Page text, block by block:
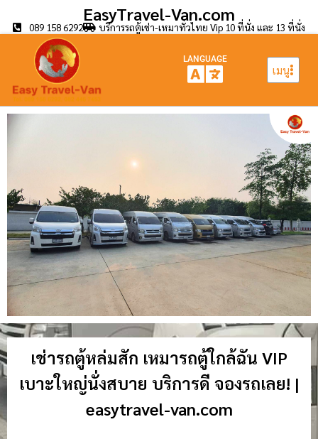
EasyTravel-Van.com
089 158 6292 บริการรถตู้เช่า-เหมาทั่วไทย Vip 10 ที่นั่ง และ 13 ที่นั่ง
เมนู
LANGUAGE
เช่ารถตู้หล่มสัก เหมารถตู้ใกล้ฉัน VIP
เบาะใหญ่นั่งสบาย บริการดี จองรถเลย! |
easytravel-van.com